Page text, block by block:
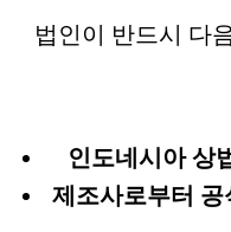
법인이 반드시 다
인도네시아 상
제조사로부터